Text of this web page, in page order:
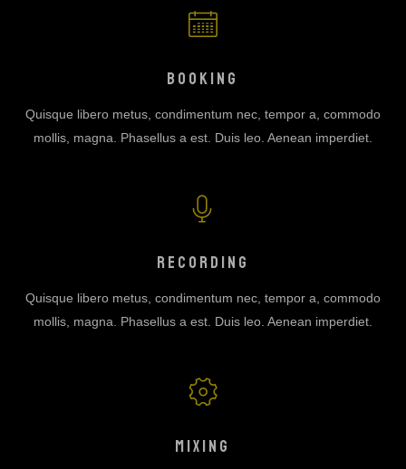
BOOKING
Quisque libero metus, condimentum nec, tempor a, commodo
mollis, magna. Phasellus a est. Duis leo. Aenean imperdiet.
RECORDING
Quisque libero metus, condimentum nec, tempor a, commodo
mollis, magna. Phasellus a est. Duis leo. Aenean imperdiet.
MIXING